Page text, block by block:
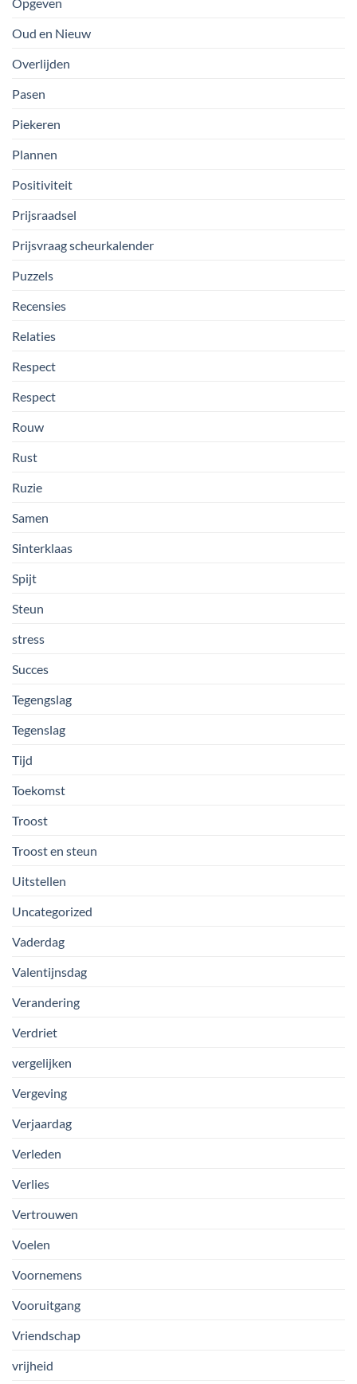
Opgeven
Oud en Nieuw
Overlijden
Pasen
Piekeren
Plannen
Positiviteit
Prijsraadsel
Prijsvraag scheurkalender
Puzzels
Recensies
Relaties
Respect
Respect
Rouw
Rust
Ruzie
Samen
Sinterklaas
Spijt
Steun
stress
Succes
Tegengslag
Tegenslag
Tijd
Toekomst
Troost
Troost en steun
Uitstellen
Uncategorized
Vaderdag
Valentijnsdag
Verandering
Verdriet
vergelijken
Vergeving
Verjaardag
Verleden
Verlies
Vertrouwen
Voelen
Voornemens
Vooruitgang
Vriendschap
vrijheid